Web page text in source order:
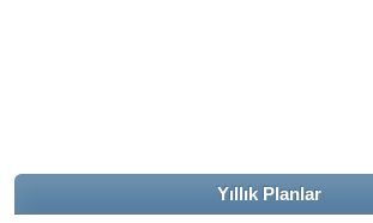
Yıllık Planlar